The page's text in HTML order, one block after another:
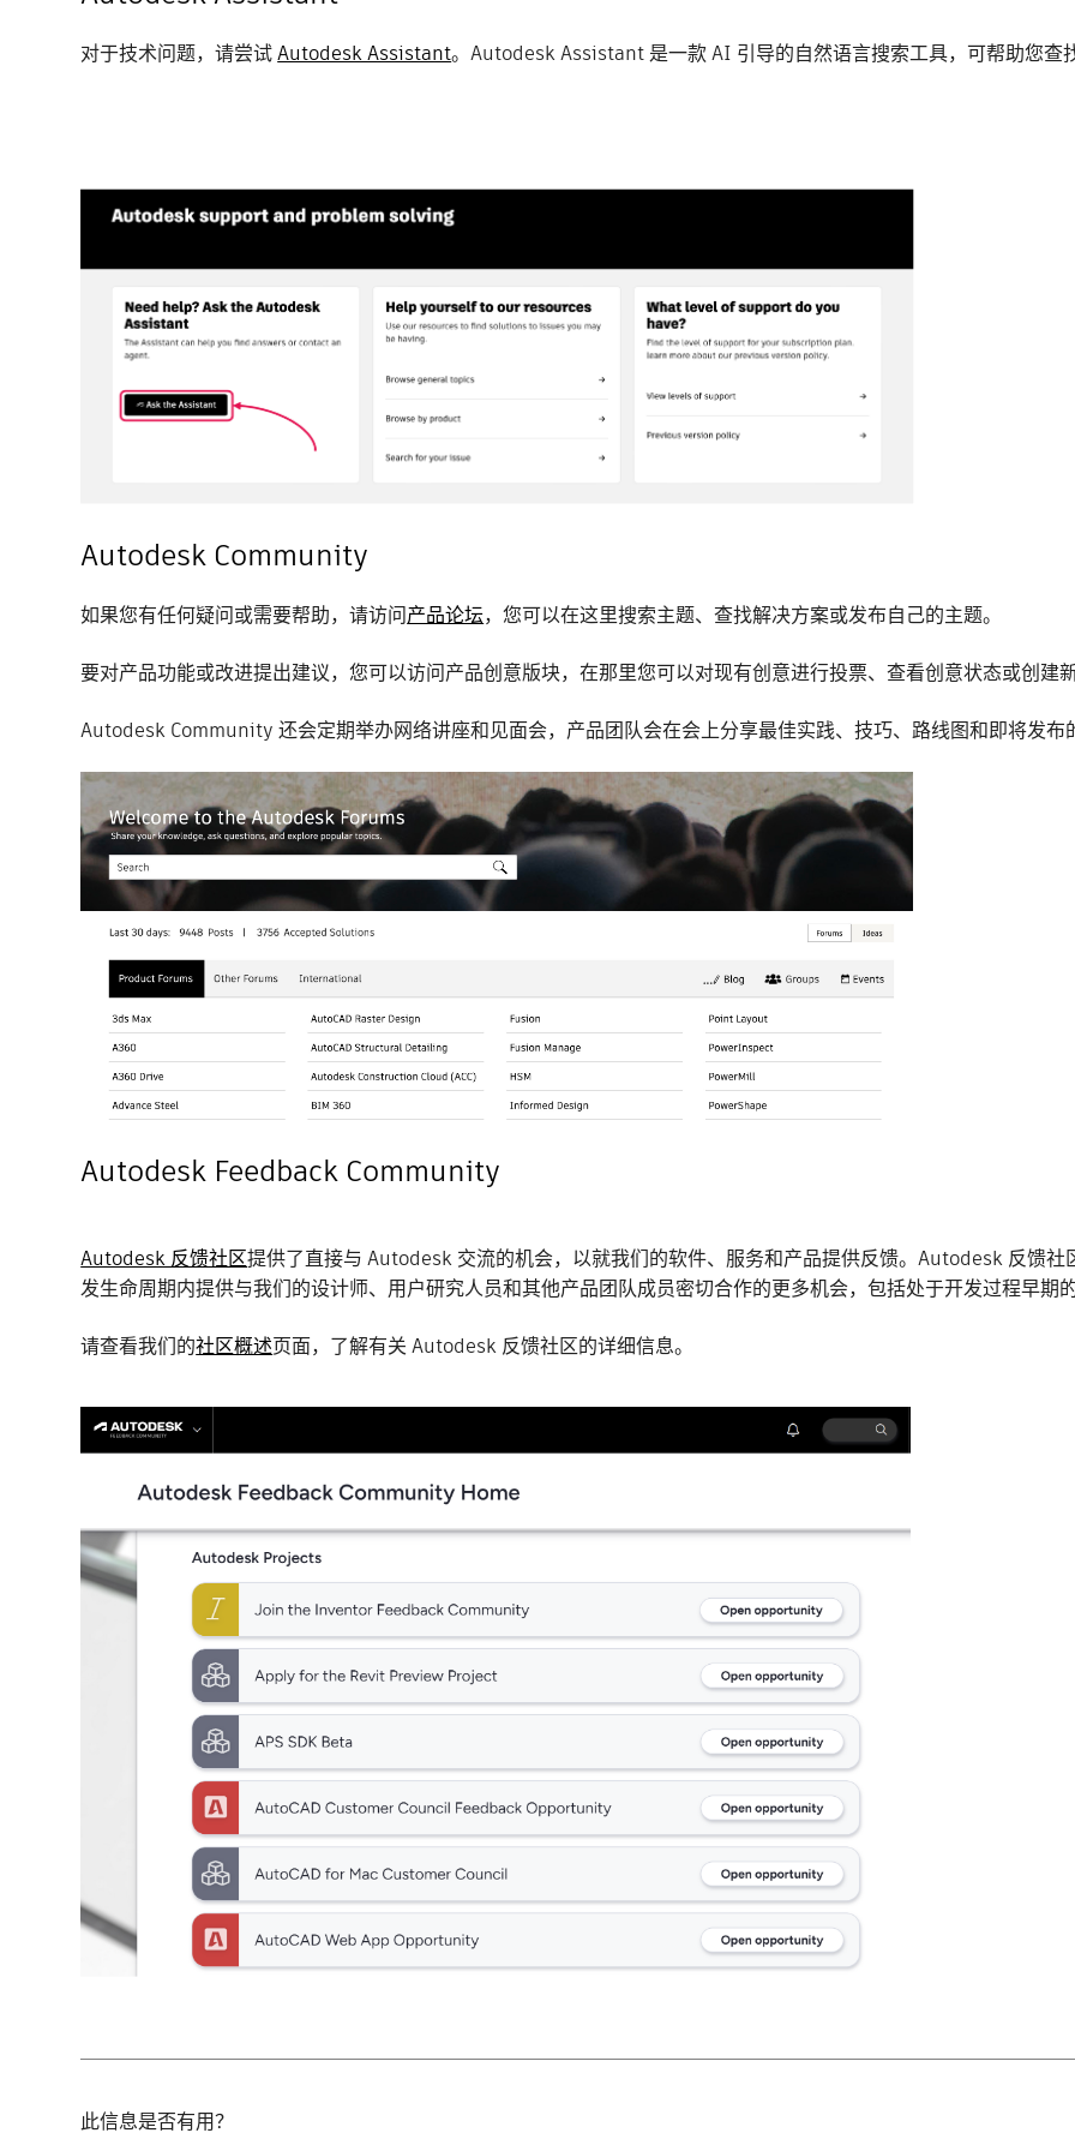
对于技术问题，请尝试Autodesk Assistant。Autodesk Assistant 是一款 AI 引导的自然语言搜索工具，可帮助您查
Autodesk Community
如果您有任何疑问或需要帮助，请访问产品论坛，您可以在这里搜索主题、查找解决方案或发布自己的主题。
要对产品功能或改进提出建议，您可以访问产品创意版块，在那里您可以对现有创意进行投票、查看创意状态或创建新
Autodesk Community 还会定期举办网络讲座和见面会，产品团队会在会上分享最佳实践、技巧、路线图和即将发布
Autodesk Feedback Community
Autodesk 反馈社区提供了直接与 Autodesk 交流的机会，以就我们的软件、服务和产品提供反馈。Autodesk 反馈
发生命周期内提供与我们的设计师、用户研究人员和其他产品团队成员密切合作的更多机会，包括处于开发过程早期
请查看我们的社区概述页面，了解有关 Autodesk 反馈社区的详细信息。
此信息是否有用？